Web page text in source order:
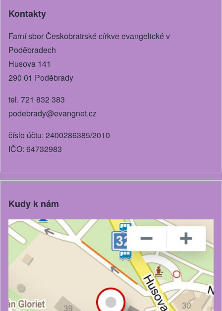
o er
Kontakty
Farní sbor Českobratrské církve evangelické v
Poděbradech
Husova 141
290 01 Poděbrady
tel. 721 832 383
podebrady@evangnet.cz
číslo účtu: 2400286385/2010
IČO: 64732983
Kudy k nám